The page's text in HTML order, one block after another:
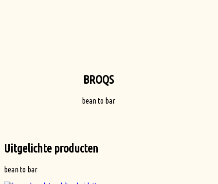
BROQS
bean to bar
Uitgelichte producten
bean to bar